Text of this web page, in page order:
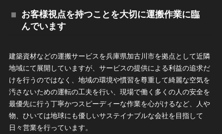
お客様視点を持つことを大切に運搬作業に臨
んでいます
建築資材などの運搬サービスを兵庫県加古川市を拠点として近隣
地域にて展開していますが、サービスの提供による利益の追求だ
けを行うのではなく、地域の環境や慣習を尊重して綺麗な空気を
汚さないための運転の工夫を行い、現場で働く多くの人の安全を
最優先に行う丁寧かつスピーディーな作業を心がけるなど、人や
物、ひいては地球にも優しいサステイナブルな会社を目指して
日々営業を行っています。